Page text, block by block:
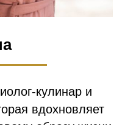
кулинар и
вдохновляет